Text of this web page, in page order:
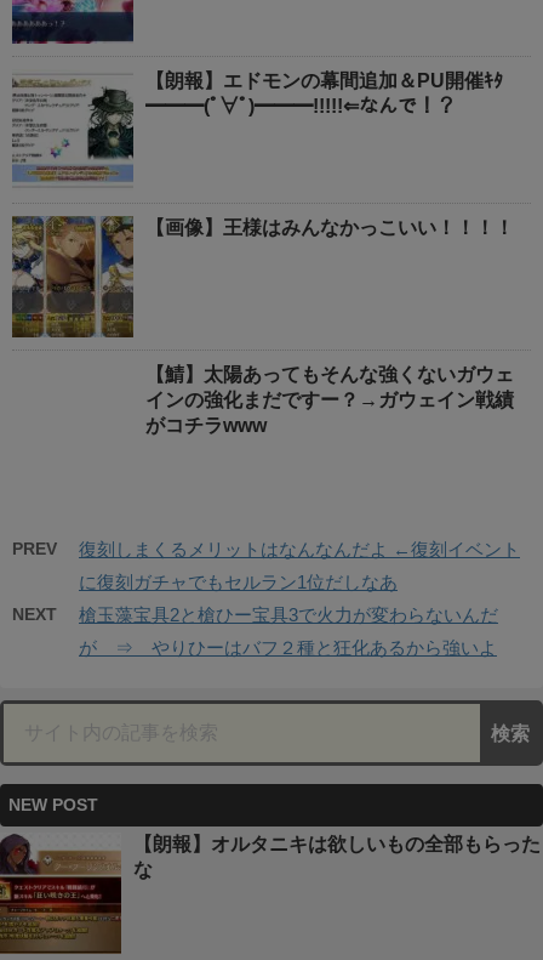
【朗報】エドモンの幕間追加＆PU開催ｷﾀ
━━━(ﾟ∀ﾟ)━━━!!!!!⇐なんで！？
【画像】王様はみんなかっこいい！！！！
【鯖】太陽あってもそんな強くないガウェ
インの強化まだですー？→ガウェイン戦績
がコチラwww
PREV
復刻しまくるメリットはなんなんだよ ←復刻イベント
に復刻ガチャでもセルラン1位だしなあ
NEXT
槍玉藻宝具2と槍ひー宝具3で火力が変わらないんだ
が ⇒ やりひーはバフ２種と狂化あるから強いよ
NEW POST
【朗報】オルタニキは欲しいもの全部もらった
な